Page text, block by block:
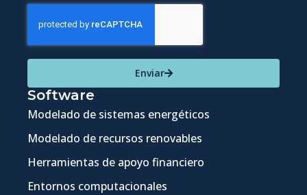
Enviar
Software
Modelado de sistemas energéticos
Modelado de recursos renovables
Herramientas de apoyo financiero
Entornos computacionales